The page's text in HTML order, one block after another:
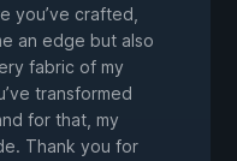
you’ve crafted,
an edge but also
fabric of my
transformed
for that, my
Thank you for